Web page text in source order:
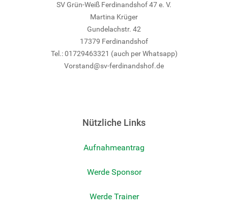
SV Grün-Weiß Ferdinandshof 47 e. V.
Martina Krüger
Gundelachstr. 42
17379 Ferdinandshof
Tel.: 01729463321 (auch per Whatsapp)
Vorstand@sv-ferdinandshof.de
Nützliche Links
Aufnahmeantrag
Werde Sponsor
Werde Trainer